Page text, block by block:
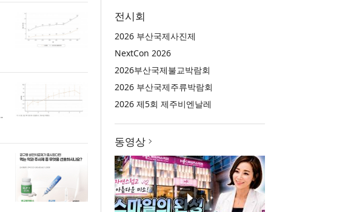
전시회
2026 부산국제사진제
NextCon 2026
2026부산국제불교박람회
2026 부산국제주류박람회
2026 제5회 제주비엔날레
동영상